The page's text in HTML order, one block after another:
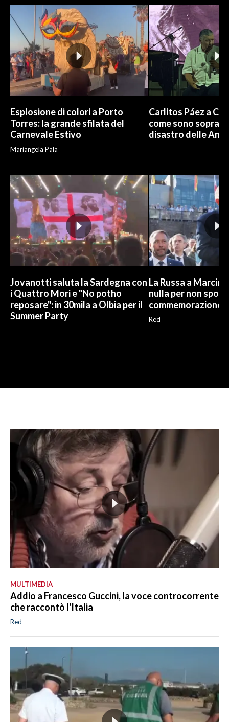
Esplosione di colori a Porto
Torres: la grande sfilata del
Carnevale Estivo
Mariangela Pala
Carlitos Páez a
come sono
disastro delle
Jovanotti saluta la Sardegna con
i Quattro Mori e "No potho
reposare": in 30mila a Olbia per il
Summer Party
La Russa a
nulla per non
commemorazione
Red
MULTIMEDIA
Addio a Francesco Guccini, la voce controcorrente
che raccontò l'Italia
Red